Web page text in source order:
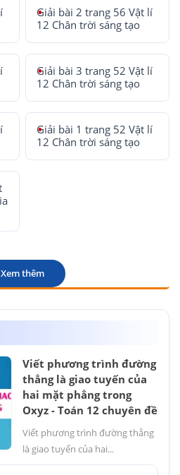
Giải bài 2 trang 56 Vật lí
12 Chân trời sáng tạo
Giải bài 3 trang 52 Vật lí
12 Chân trời sáng tạo
Giải bài 1 trang 52 Vật lí
12 Chân trời sáng tạo
Xem thêm
Viết phương trình đường
thẳng là giao tuyến của
hai mặt phẳng trong
Oxyz - Toán 12 chuyên đề
Viết phương trình đường thẳng
là giao tuyến của hai...